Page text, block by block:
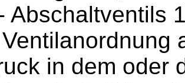
Abschaltventils
in dem oder